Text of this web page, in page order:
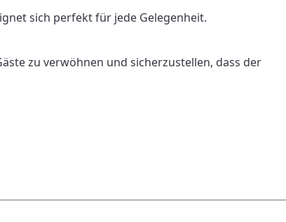
sich perfekt für jede Gelegenheit.
zu verwöhnen und sicherzustellen, dass der